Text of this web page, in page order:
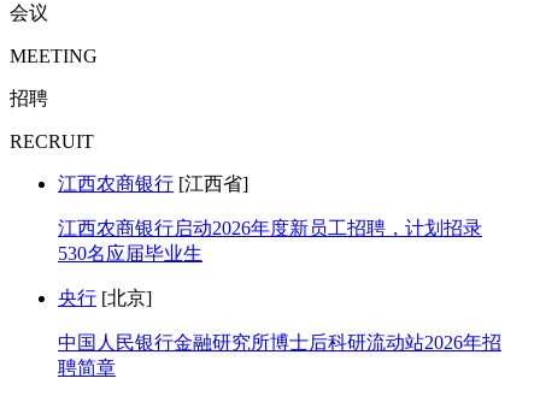
会议
MEETING
招聘
RECRUIT
江西农商银行 [江西省]
江西农商银行启动2026年度新员工招聘，计划招录
530名应届毕业生
央行 [北京]
中国人民银行金融研究所博士后科研流动站2026年招
聘简章